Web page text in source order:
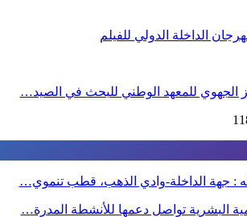
الجهوي للمعهد الوطني للبحث في الصيد…
: جهة الداخلة-وادي الذهب، قطب تنموي…
البشرية تواصل دعمها للأنشطة المدرة…